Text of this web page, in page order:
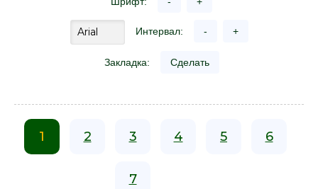
Интервал: - +
Закладка: Сделать
1 2 3 4 5 6
7